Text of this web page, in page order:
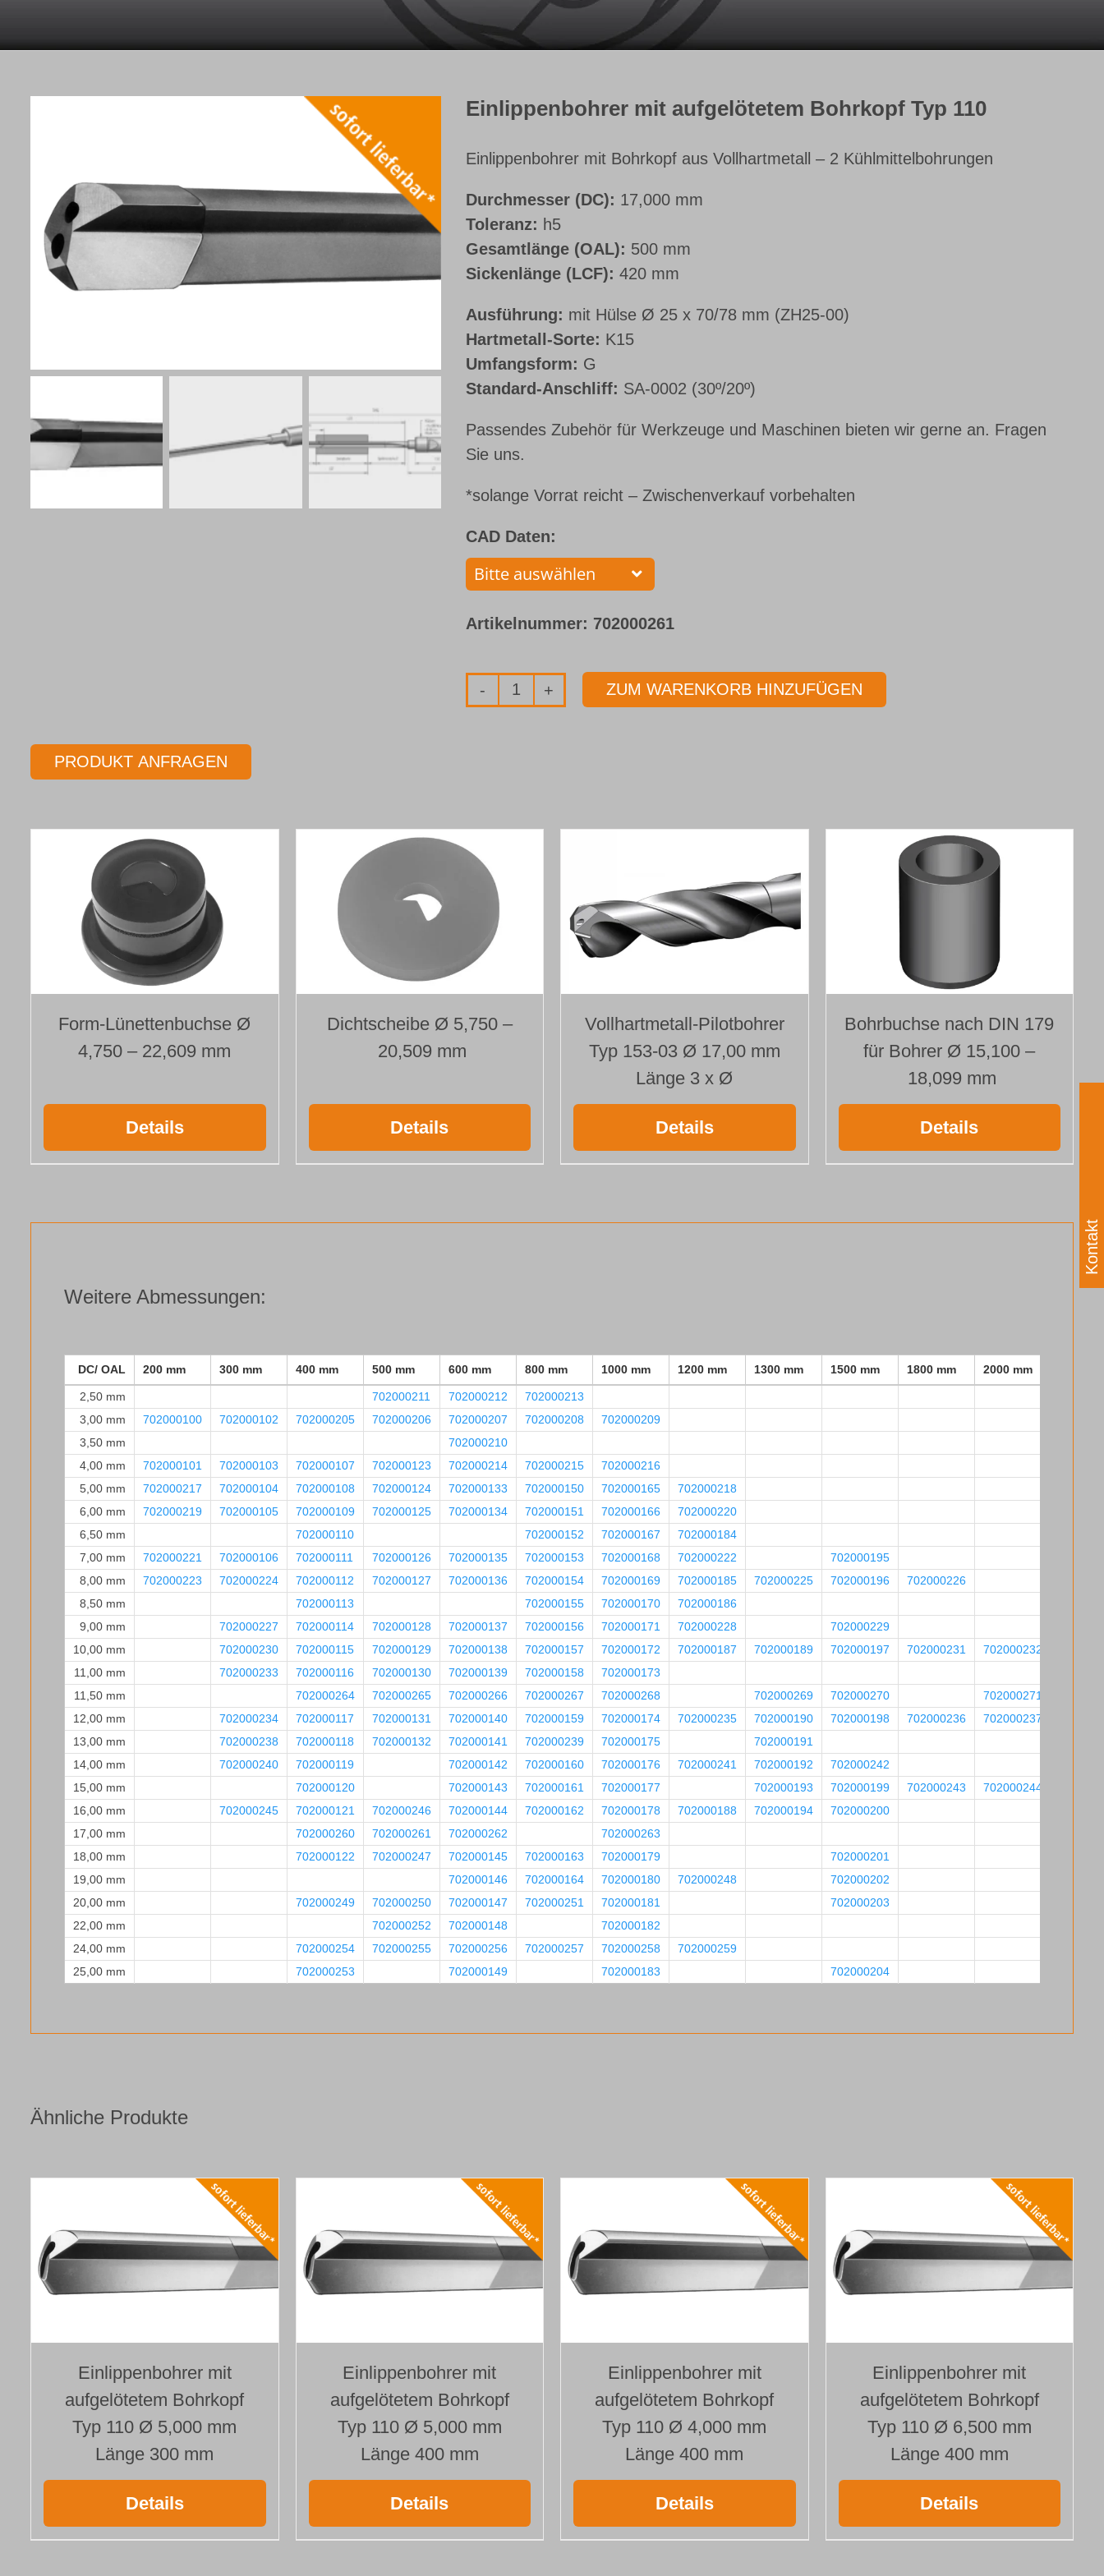
Einlippenbohrer mit aufgelötetem Bohrkopf Typ 110
Einlippenbohrer mit Bohrkopf aus Vollhartmetall – 2 Kühlmittelbohrungen
Durchmesser (DC): 17,000 mm
Toleranz: h5
Gesamtlänge (OAL): 500 mm
Sickenlänge (LCF): 420 mm
Ausführung: mit Hülse Ø 25 x 70/78 mm (ZH25-00)
Hartmetall-Sorte: K15
Umfangsform: G
Standard-Anschliff: SA-0002 (30º/20º)
Passendes Zubehör für Werkzeuge und Maschinen bieten wir gerne an. Fragen
Sie uns.
*solange Vorrat reicht – Zwischenverkauf vorbehalten
CAD Daten:
Artikelnummer: 702000261
Einlippenbohrer
ZUM WARENKORB HINZUFÜGEN
PRODUKT ANFRAGEN
Form-Lünettenbuchse Ø
4,750 – 22,609 mm
Details
Dichtscheibe Ø 5,750 –
20,509 mm
Details
Vollhartmetall-Pilotbohrer
Typ 153-03 Ø 17,00 mm
Länge 3 x Ø
Details
Bohrbuchse nach DIN 179
für Bohrer Ø 15,100 –
18,099 mm
Details
Weitere Abmessungen:
DC/ OAL 200 mm 300 mm 400 mm 500 mm 600 mm 800 mm 1000 mm 1200 mm 1300 mm 1500 mm 1800 mm 2000 mm
2,50 mm 702000211 702000212
702000213
3,00 mm
702000100 702000102 702000205 702000206 702000207 702000208
702000209
3,50 mm
702000210
4,00 mm
702000101 702000103 702000107 702000123 702000214 702000215
702000216
5,00 mm
702000217 702000104 702000108 702000124 702000133 702000150 702000165
702000218
6,00 mm
702000219 702000105 702000109 702000125 702000134 702000151 702000166
702000220
6,50 mm
702000110 702000152 702000167
702000184
7,00 mm
702000221 702000106 702000111 702000126 702000135 702000153 702000168 702000222
702000195
8,00 mm
702000223 702000224 702000112 702000127 702000136 702000154 702000169 702000185 702000225 702000196
702000226
8,50 mm
702000113 702000155 702000170
702000186
9,00 mm
702000227 702000114 702000128 702000137 702000156 702000171 702000228
702000229
10,00 mm
702000230 702000115 702000129 702000138 702000157 702000172 702000187 702000189 702000197 702000231
702000232
11,00 mm
702000233 702000116 702000130 702000139 702000158
702000173
11,50 mm
702000264 702000265 702000266 702000267 702000268 702000269 702000270
702000271
12,00 mm
702000234 702000117 702000131 702000140 702000159 702000174 702000235 702000190 702000198 702000236
702000237
13,00 mm
702000238 702000118 702000132 702000141 702000239 702000175
702000191
14,00 mm
702000240 702000119 702000142 702000160 702000176 702000241 702000192
702000242
15,00 mm
702000120 702000143 702000161 702000177 702000193 702000199 702000243
702000244
16,00 mm
702000245 702000121 702000246 702000144 702000162 702000178 702000188 702000194
702000200
17,00 mm
702000260 702000261 702000262
702000263
18,00 mm
702000122 702000247 702000145 702000163 702000179
702000201
19,00 mm
702000146 702000164 702000180 702000248
702000202
20,00 mm
702000249 702000250 702000147 702000251 702000181
702000203
22,00 mm
702000252 702000148
702000182
24,00 mm
702000254 702000255 702000256 702000257 702000258
702000259
25,00 mm
702000253 702000149 702000183 702000204
Ähnliche Produkte
Einlippenbohrer mit
aufgelötetem Bohrkopf
Typ 110 Ø 5,000 mm
Länge 300 mm
Details
Einlippenbohrer mit
aufgelötetem Bohrkopf
Typ 110 Ø 5,000 mm
Länge 400 mm
Details
Einlippenbohrer mit
aufgelötetem Bohrkopf
Typ 110 Ø 4,000 mm
Länge 400 mm
Details
Einlippenbohrer mit
aufgelötetem Bohrkopf
Typ 110 Ø 6,500 mm
Länge 400 mm
Details
Kontakt